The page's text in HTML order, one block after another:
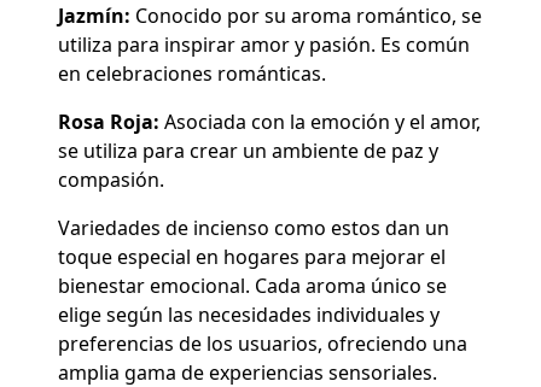
Jazmín: Conocido por su aroma romántico, se
utiliza para inspirar amor y pasión. Es común
en celebraciones románticas.
Rosa Roja: Asociada con la emoción y el amor,
se utiliza para crear un ambiente de paz y
compasión.
Variedades de incienso como estos dan un
toque especial en hogares para mejorar el
bienestar emocional. Cada aroma único se
elige según las necesidades individuales y
preferencias de los usuarios, ofreciendo una
amplia gama de experiencias sensoriales.